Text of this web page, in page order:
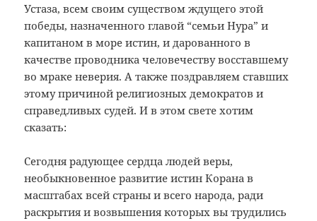
Устаза, всем своим существом ждущего этой
победы, назначенного главой “семьи Нура” и
капитаном в море истин, и дарованного в
качестве проводника человечеству восставшему
во мраке неверия. А также поздравляем ставших
этому причиной религиозных демократов и
справедливых судей. И в этом свете хотим
сказать:
Сегодня радующее сердца людей веры,
необыкновенное развитие истин Корана в
масштабах всей страны и всего народа, ради
раскрытия и возвышения которых вы трудились